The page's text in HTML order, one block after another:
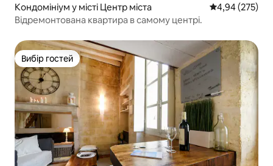
Кондомініум у місті Центр міста Середня
4,94 (275)
Відремонтована квартира в самому центрі.
Вибір гостей
Вибір гостей